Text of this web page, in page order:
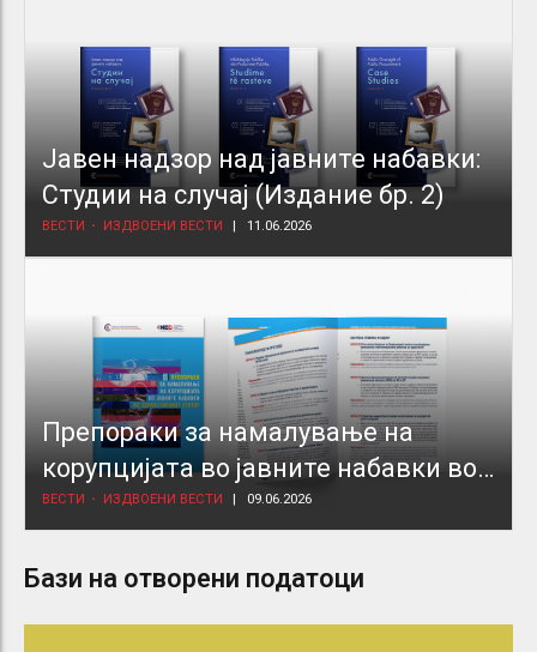
Јавен надзор над јавните набавки:
Студии на случај (Издание бр. 2)
ВЕСТИ ИЗДВОЕНИ ВЕСТИ 11.06.2026
Препораки за намалување на
корупцијата во јавните набавки во
здравствениот сектор
ВЕСТИ ИЗДВОЕНИ ВЕСТИ 09.06.2026
Бази на отворени податоци